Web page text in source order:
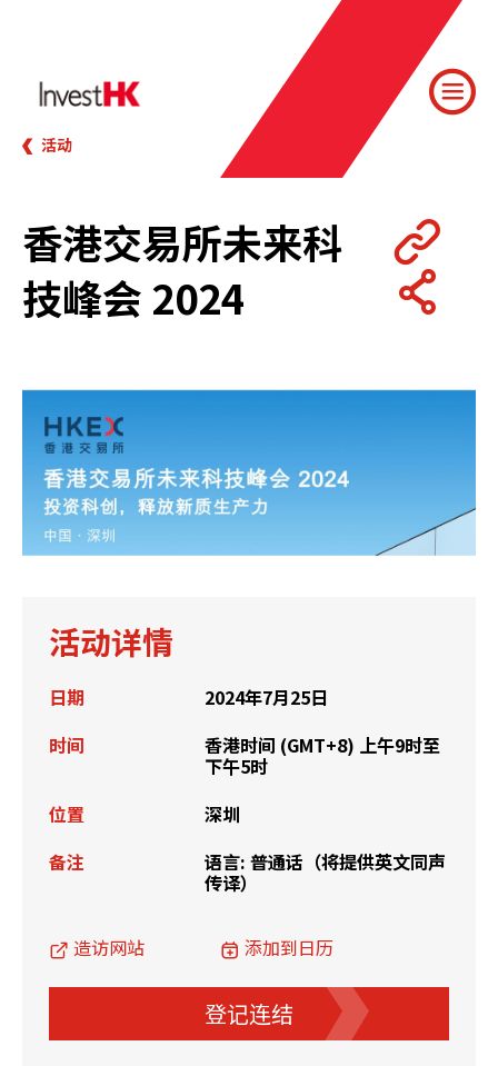
活动
香港交易所未来科
技峰会 2024
活动详情
日期
2024年7月25日
时间
香港时间 (GMT+8) 上午9时至
下午5时
位置
深圳
备注
语言: 普通话（将提供英文同声
传译）
造访网站 添加到日历
登记连结